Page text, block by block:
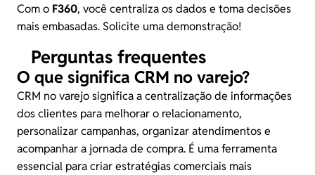
Com o F360, você centraliza os dados e toma decisões
mais embasadas. Solicite uma demonstração!
Perguntas frequentes
O que significa CRM no varejo?
CRM no varejo significa a centralização de informações
dos clientes para melhorar o relacionamento,
personalizar campanhas, organizar atendimentos e
acompanhar a jornada de compra. É uma ferramenta
essencial para criar estratégias comerciais mais